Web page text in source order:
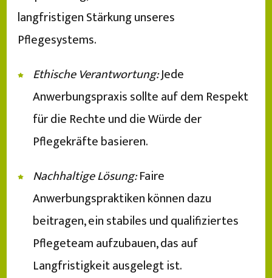
langfristigen Stärkung unseres
Pflegesystems.
Ethische Verantwortung:Jede
Anwerbungspraxis sollte auf dem Respekt
für die Rechte und die Würde der
Pflegekräfte basieren.
Nachhaltige Lösung:Faire
Anwerbungspraktiken können dazu
beitragen, ein stabiles und qualifiziertes
Pflegeteam aufzubauen, das auf
Langfristigkeit ausgelegt ist.